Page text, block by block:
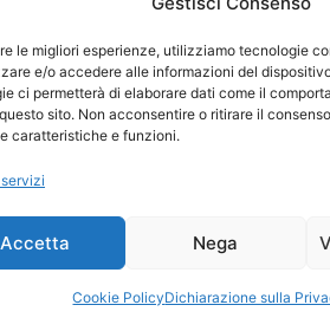
le migliori esperienze, utilizziamo tecnologie
e/o accedere alle informazioni del
ci permetterà di elaborare dati come il
sito. Non acconsentire o ritirare il
caratteristiche e funzioni.
Accetta Nega
Cookie PolicyDichiarazione sulla